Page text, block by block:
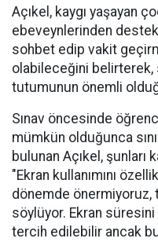
Açıkel, kaygı yaşayan
ebeveynlerinden destek
sohbet edip vakit
olabileceğini belirterek,
tutumunun önemli
Sınav öncesinde
mümkün olduğunca
bulunan Açıkel, şunları
"Ekran kullanımını
dönemde önermiyoruz,
söylüyor. Ekran
tercih edilebilir ancak